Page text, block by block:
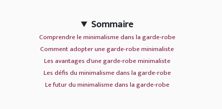
Sommaire
Comprendre le minimalisme dans la garde-robe
Comment adopter une garde-robe minimaliste
Les avantages d'une garde-robe minimaliste
Les défis du minimalisme dans la garde-robe
Le futur du minimalisme dans la garde-robe